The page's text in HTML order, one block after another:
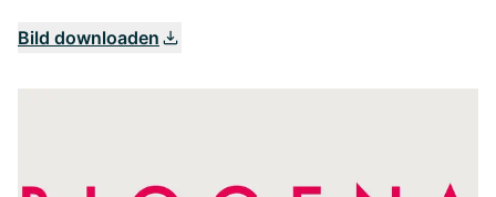
Bild downloaden